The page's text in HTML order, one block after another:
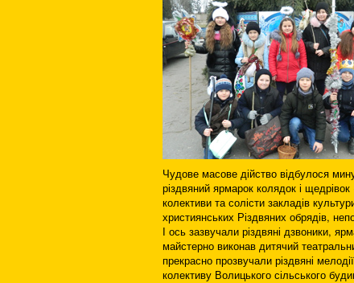
Чудове масове дійство відбулося
різдвяний ярмарок колядок і
колективи та солісти закладів
християнських Різдвяних обрядів,
І ось зазвучали різдвяні дзвоники,
майстерно виконав дитячий
прекрасно прозвучали різдвяні
колективу Волицького сільського